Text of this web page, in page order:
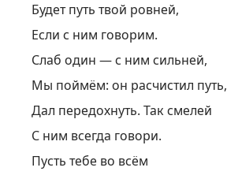
Будет путь твой ровней,
Если с ним говорим.
Слаб один — с ним сильней,
Мы поймём: он расчистил путь,
Дал передохнуть. Так смелей
С ним всегда говори.
Пусть тебе во всём